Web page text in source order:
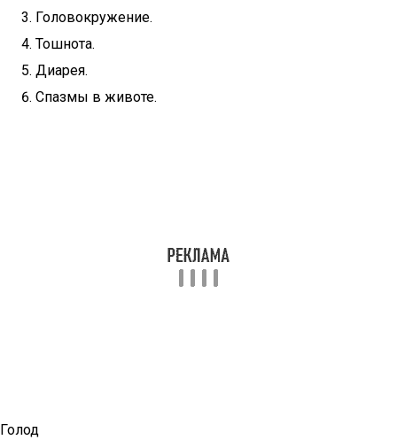
Головокружение.
Тошнота.
Диарея.
Спазмы в животе.
Голод